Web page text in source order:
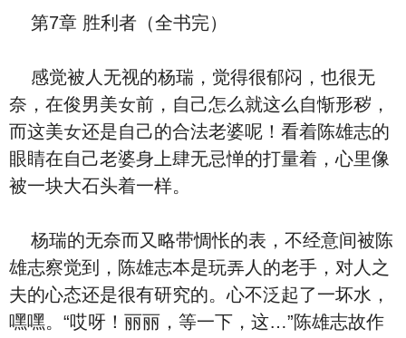
第7章 胜利者（全书完）
感觉被人无视的杨瑞，觉得很郁闷，也很无
奈，在俊男美女前，自己怎么就这么自惭形秽，
而这美女还是自己的合法老婆呢！看着陈雄志的
眼睛在自己老婆⾝上肆无忌惮的打量着，心里像
被一块大石头着一样。
杨瑞的无奈而又略带惆怅的表 ，不经意间被陈
雄志察觉到，陈雄志本是玩弄人 的老手，对人 之
夫的心态还是很有研究的。心不泛起了一坏⽔，
嘿嘿。“哎呀！丽丽，等一下，这…”陈雄志故作